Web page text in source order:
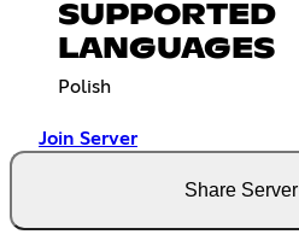
SUPPORTED
LANGUAGES
Polish
Join Server
Share Server